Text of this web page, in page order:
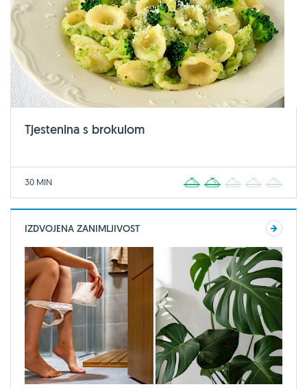
Tjestenina s brokulom
30 MIN 2 3 4
IZDVOJENA ZANIMLJIVOST